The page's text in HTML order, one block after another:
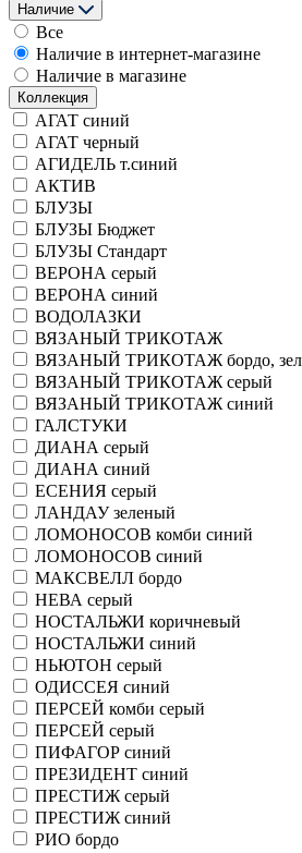
Наличие
Все
Наличие в интернет-магазине
Наличие в магазине
Коллекция
АГАТ синий
АГАТ черный
АГИДЕЛЬ т.синий
АКТИВ
БЛУЗЫ
БЛУЗЫ Бюджет
БЛУЗЫ Стандарт
ВЕРОНА серый
ВЕРОНА синий
ВОДОЛАЗКИ
ВЯЗАНЫЙ ТРИКОТАЖ
ВЯЗАНЫЙ ТРИКОТАЖ бордо,
ВЯЗАНЫЙ ТРИКОТАЖ серый
ВЯЗАНЫЙ ТРИКОТАЖ синий
ГАЛСТУКИ
ДИАНА серый
ДИАНА синий
ЕСЕНИЯ серый
ЛАНДАУ зеленый
ЛОМОНОСОВ комби синий
ЛОМОНОСОВ синий
МАКСВЕЛЛ бордо
НЕВА серый
НОСТАЛЬЖИ коричневый
НОСТАЛЬЖИ синий
НЬЮТОН серый
ОДИССЕЯ синий
ПЕРСЕЙ комби серый
ПЕРСЕЙ серый
ПИФАГОР синий
ПРЕЗИДЕНТ синий
ПРЕСТИЖ серый
ПРЕСТИЖ синий
РИО бордо